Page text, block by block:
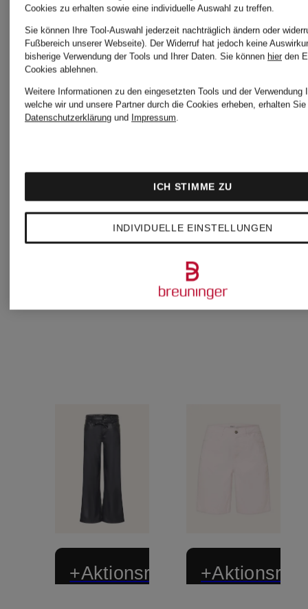
26,99 € 19,99 €
Bestpreis:
39,99 €
+Aktionsrabatt
Cookies zu erhalten sowie eine individuelle Auswahl zu treffen.
Sie können Ihre Tool-Auswahl jederzeit nachträglich ändern oder
Fußbereich unserer Webseite). Der Widerruf hat jedoch keine
bisherige Verwendung der Tools und Ihrer Daten. Sie können hier den
Cookies ablehnen.
Weitere Informationen zu den eingesetzten Tools und der Verwendung
welche wir und unsere Partner durch die Cookies erheben, erhalten
Datenschutzerklärung und Impressum.
INDIVIDUELLE EINSTELLUNGEN
ICH STIMME ZU